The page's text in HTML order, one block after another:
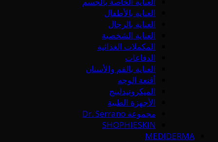
العناية بالأطفال
العناية بالرجال
العناية الشخصية
المكملات الغذائية
الدفاعات
العناية بالفم والأسنان
أقنعة الوجه
الميكرونيدلينج
الأجهزة الطبية
مجموعة Dr. Serrano
SHOPHIESKIN
MEDIDERMA